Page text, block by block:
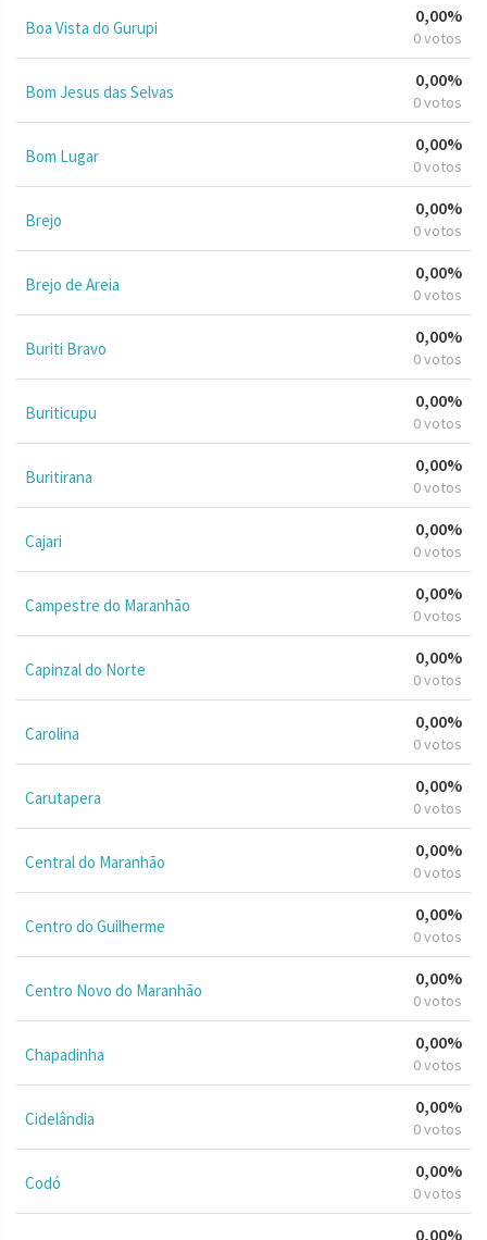
Boa Vista do Gurupi
0,00%
0 votos
Bom Jesus das Selvas
0,00%
0 votos
Bom Lugar
0,00%
0 votos
Brejo
0,00%
0 votos
Brejo de Areia
0,00%
0 votos
Buriti Bravo
0,00%
0 votos
Buriticupu
0,00%
0 votos
Buritirana
0,00%
0 votos
Cajari
0,00%
0 votos
Campestre do Maranhão
0,00%
0 votos
Capinzal do Norte
0,00%
0 votos
Carolina
0,00%
0 votos
Carutapera
0,00%
0 votos
Central do Maranhão
0,00%
0 votos
Centro do Guilherme
0,00%
0 votos
Centro Novo do Maranhão
0,00%
0 votos
Chapadinha
0,00%
0 votos
Cidelândia
0,00%
0 votos
Codó
0,00%
0 votos
0,00%